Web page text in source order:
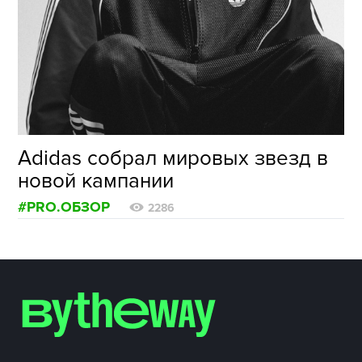
Adidas собрал мировых звезд в
новой кампании
#PRO.ОБЗОР 2286
ФОТОГРАФИЯ
ТИПОГРАФИКА
ИСТОРИИ БРЕНДОВ
РЕКЛАМА
КОНТАКТЫ